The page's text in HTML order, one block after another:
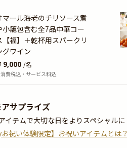
マール海老のチリソース煮
小籠包含む全7品中華コー
【福】＋乾杯用スパークリ
グワイン
9,000 /名
費税込・サービス料込
サプライズ
イテムで大切な日をよりスペシャルに
お祝い体験限定】お祝いアイテムとは？